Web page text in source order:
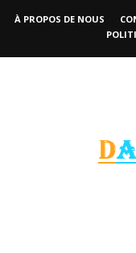
À PROPOS DE NOUS